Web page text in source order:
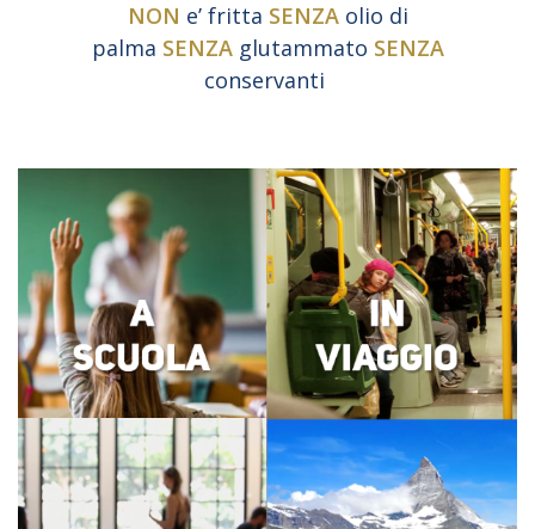
NON e’ fritta SENZAolio di
palma SENZA glutammato SENZA
conservanti